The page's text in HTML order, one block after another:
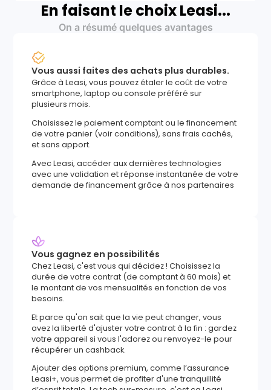
En faisant le choix Leasi...
On a résumé quelques avantages
Vous aussi faites des achats plus durables.
Grâce à Leasi, vous pouvez étaler le coût de votre
smartphone, laptop ou console préféré sur
plusieurs mois.
Choisissez le paiement comptant ou le financement
de votre panier (voir conditions), sans frais cachés,
et sans apport.
Avec Leasi, accéder aux dernières technologies
avec une validation et réponse instantanée de votre
demande de financement grâce à nos partenaires
Vous gagnez en possibilités
Chez Leasi, c'est vous qui décidez ! Choisissez la
durée de votre contrat (de comptant à 60 mois) et
le montant de vos mensualités en fonction de vos
besoins.
Et parce qu'on sait que la vie peut changer, vous
avez la liberté d'ajuster votre contrat à la fin : gardez
votre appareil si vous l'adorez ou renvoyez-le pour
récupérer un cashback.
Ajouter des options premium, comme l’assurance
Leasi+, vous permet de profiter d'une tranquillité